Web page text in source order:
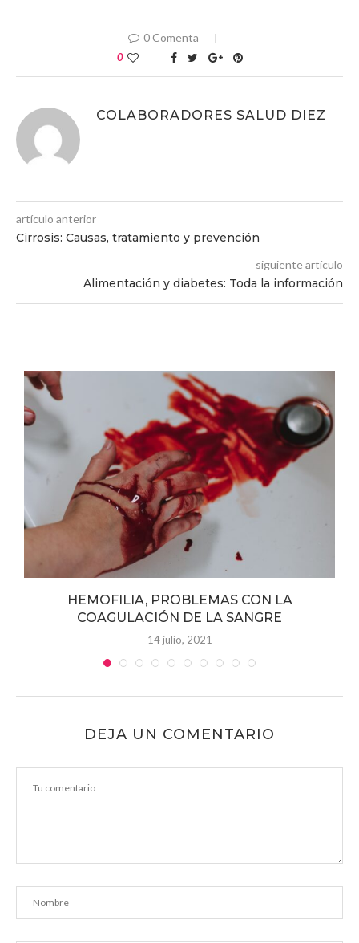
0 Comenta
0
COLABORADORES SALUD DIEZ
artículo anterior
Cirrosis: Causas, tratamiento y prevención
siguiente artículo
Alimentación y diabetes: Toda la información
HEMOFILIA, PROBLEMAS CON LA
COAGULACIÓN DE LA SANGRE
14 julio, 2021
DEJA UN COMENTARIO